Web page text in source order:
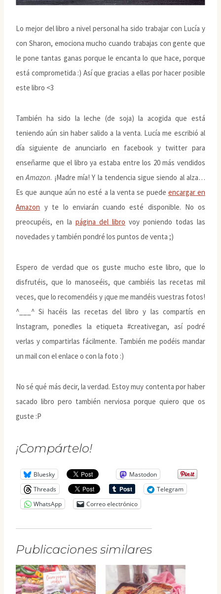
Lo mejor del libro a nivel personal ha sido trabajar con Lucía y
con Sharon, emociona mucho cuando trabajas con gente que
le pone tantas ganas porque le encanta lo que hace, porque
está comprometida :) Así que gracias a ellas por hacer posible
este libro <3
También ha sido la leche (de soja) la acogida que está
teniendo aún sin haber salido a la venta. Lucía me escribió al
día siguiente de anunciarlo en facebook y twitter para
enseñarme que el libro ya estaba entre los 20 más vendidos
enAmazon. ¡Madre mía! Y la tendencia sigue siendo al alza…
Es que aunque aún no esté a la venta se puede encargar en
Amazon y te lo enviarán cuando esté disponible. No os
preocupéis, en la página del libro voy poniendo todas las
novedades y también pondré los puntos de venta ;)
Espero de verdad que os guste mucho este libro, que lo
disfrutéis, que lo manoseéis, que cambiéis las recetas mil
veces, que lo recomendéis y ¡que me mandéis vuestras fotos!
^___^ Si hacéis las recetas del libro y las compartís en
Instagram, ponedles la etiqueta #creativegan, así podré
verlas y compartirlas fácilmente. También me podéis mandar
un mail con el enlace o con la foto :)
No sé qué más decir, la verdad. Estoy muy contenta por haber
sacado libro pero también nerviosa porque quiero que os
guste :P
¡Compártelo!
Bluesky
Mastodon
Threads
Telegram
WhatsApp
Correo electrónico
Publicaciones similares